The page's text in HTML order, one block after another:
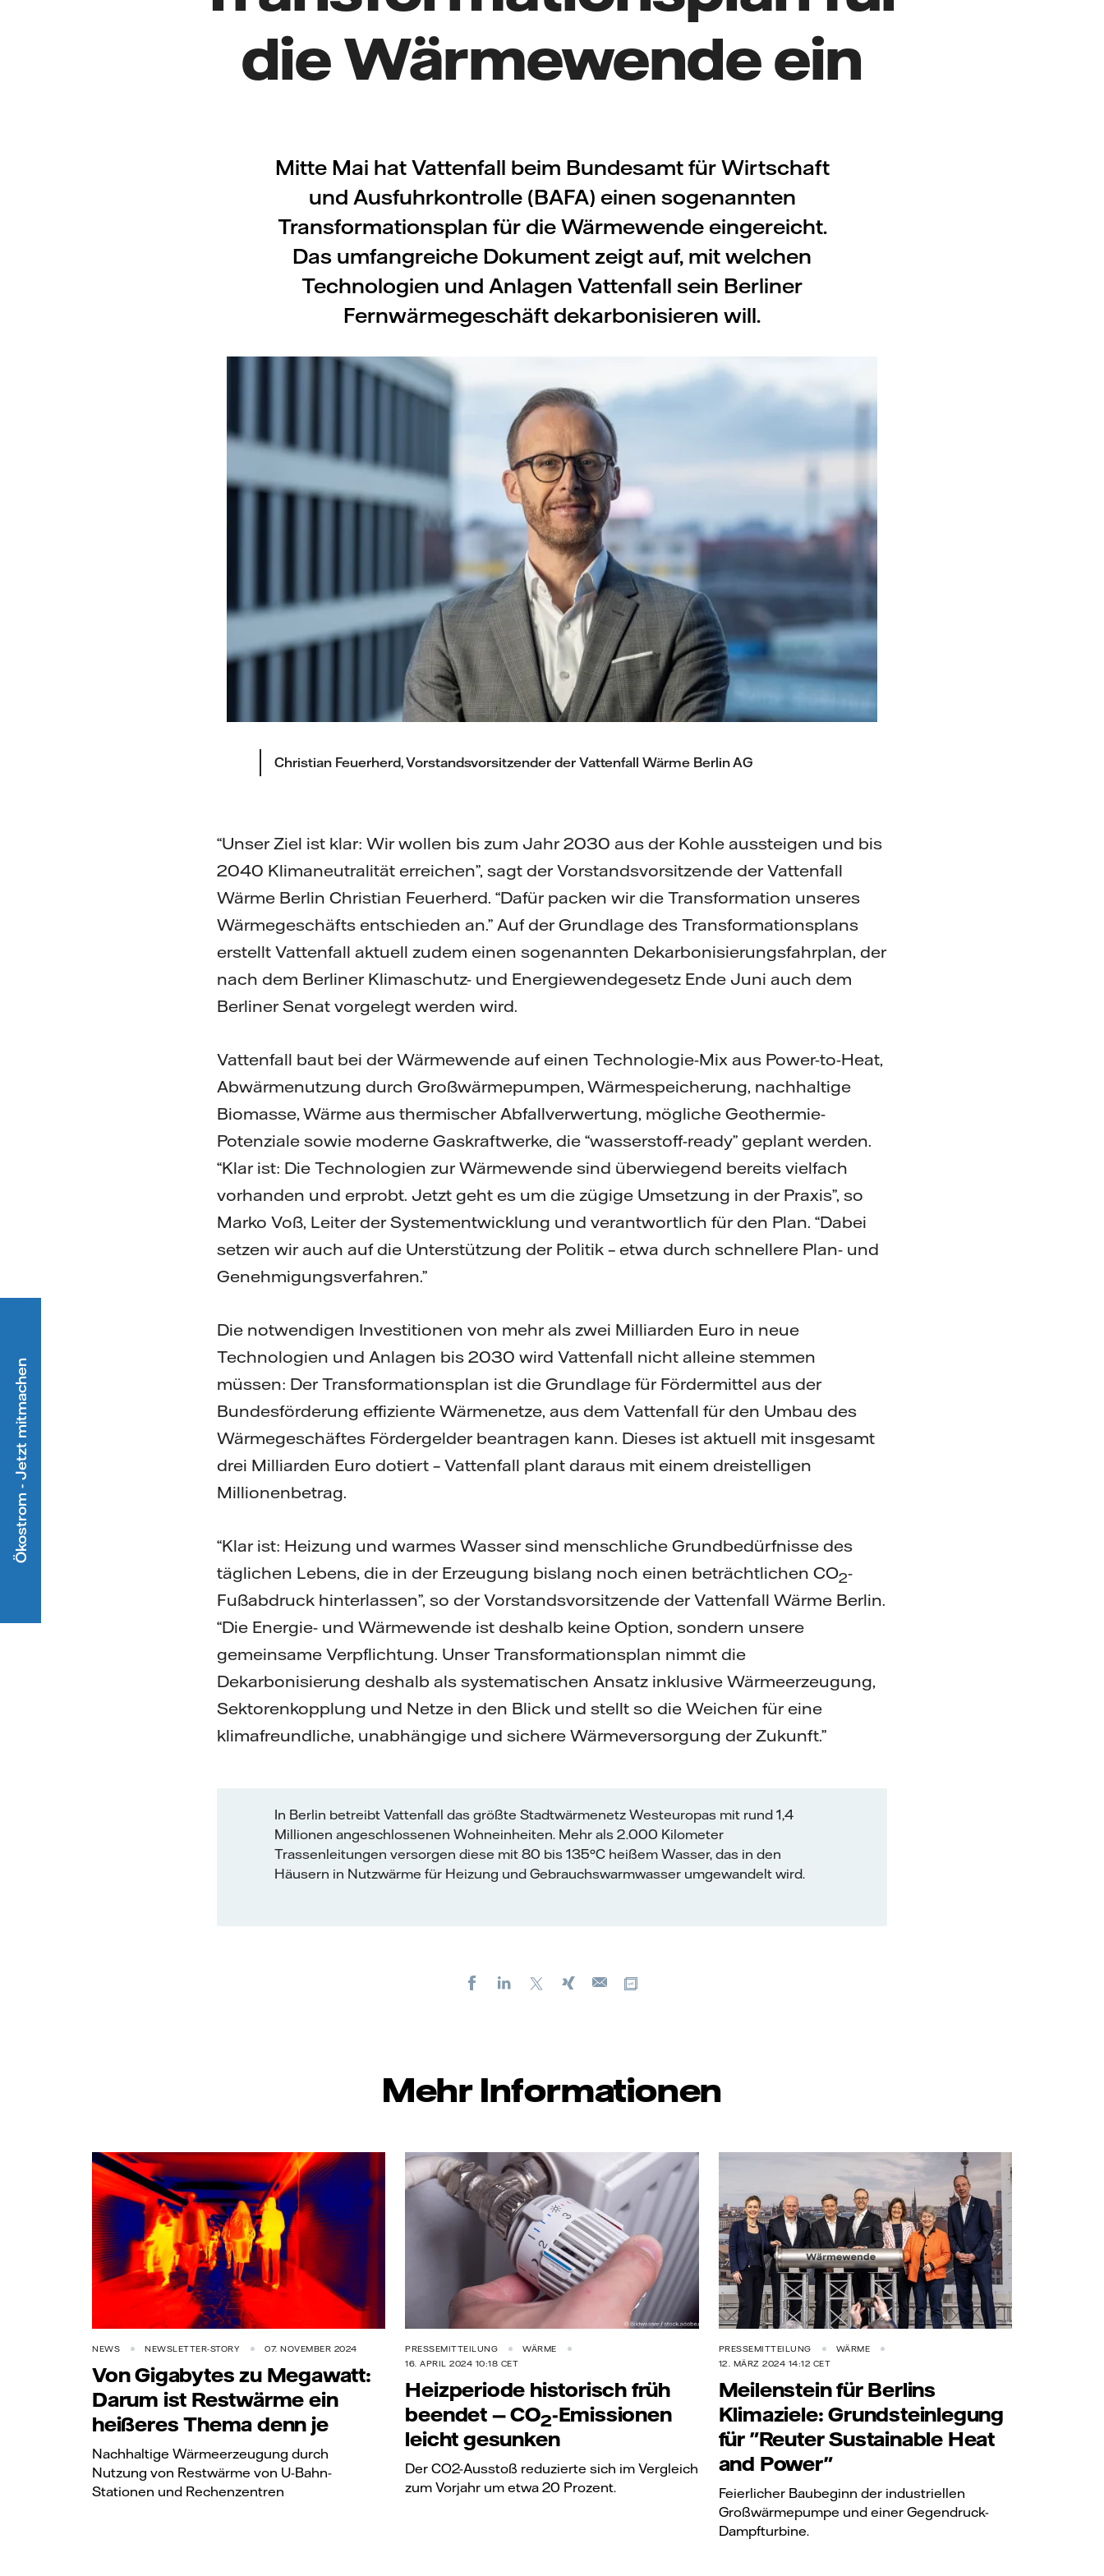
die Wärmewende ein
Mitte Mai hat Vattenfall beim Bundesamt für Wirtschaft
und Ausfuhrkontrolle (BAFA) einen sogenannten
Transformationsplan für die Wärmewende eingereicht.
Das umfangreiche Dokument zeigt auf, mit welchen
Technologien und Anlagen Vattenfall sein Berliner
Fernwärmegeschäft dekarbonisieren will.
Christian Feuerherd, Vorstandsvorsitzender der Vattenfall Wärme Berlin AG
“Unser Ziel ist klar: Wir wollen bis zum Jahr 2030 aus der Kohle aussteigen und bis
2040 Klimaneutralität erreichen”, sagt der Vorstandsvorsitzende der Vattenfall
Wärme Berlin Christian Feuerherd. “Dafür packen wir die Transformation unseres
Wärmegeschäfts entschieden an.” Auf der Grundlage des Transformationsplans
erstellt Vattenfall aktuell zudem einen sogenannten Dekarbonisierungsfahrplan, der
nach dem Berliner Klimaschutz- und Energiewendegesetz Ende Juni auch dem
Berliner Senat vorgelegt werden wird.
Vattenfall baut bei der Wärmewende auf einen Technologie-Mix aus Power-to-Heat,
Abwärmenutzung durch Großwärmepumpen, Wärmespeicherung, nachhaltige
Biomasse, Wärme aus thermischer Abfallverwertung, mögliche Geothermie-
Potenziale sowie moderne Gaskraftwerke, die “wasserstoff-ready” geplant werden.
“Klar ist: Die Technologien zur Wärmewende sind überwiegend bereits vielfach
vorhanden und erprobt. Jetzt geht es um die zügige Umsetzung in der Praxis”, so
Marko Voß, Leiter der Systementwicklung und verantwortlich für den Plan. “Dabei
setzen wir auch auf die Unterstützung der Politik – etwa durch schnellere Plan- und
Genehmigungsverfahren.”
Die notwendigen Investitionen von mehr als zwei Milliarden Euro in neue
Technologien und Anlagen bis 2030 wird Vattenfall nicht alleine stemmen
müssen: Der Transformationsplan ist die Grundlage für Fördermittel aus der
Bundesförderung effiziente Wärmenetze, aus dem Vattenfall für den Umbau des
Wärmegeschäftes Fördergelder beantragen kann. Dieses ist aktuell mit insgesamt
drei Milliarden Euro dotiert – Vattenfall plant daraus mit einem dreistelligen
Millionenbetrag.
“Klar ist: Heizung und warmes Wasser sind menschliche Grundbedürfnisse des
täglichen Lebens, die in der Erzeugung bislang noch einen beträchtlichen CO2-
Fußabdruck hinterlassen”, so der Vorstandsvorsitzende der Vattenfall Wärme Berlin.
“Die Energie- und Wärmewende ist deshalb keine Option, sondern unsere
gemeinsame Verpflichtung. Unser Transformationsplan nimmt die
Dekarbonisierung deshalb als systematischen Ansatz inklusive Wärmeerzeugung,
Sektorenkopplung und Netze in den Blick und stellt so die Weichen für eine
klimafreundliche, unabhängige und sichere Wärmeversorgung der Zukunft.”
In Berlin betreibt Vattenfall das größte Stadtwärmenetz Westeuropas mit rund 1,4
Millionen angeschlossenen Wohneinheiten. Mehr als 2.000 Kilometer
Trassenleitungen versorgen diese mit 80 bis 135°C heißem Wasser, das in den
Häusern in Nutzwärme für Heizung und Gebrauchswarmwasser umgewandelt wird.
FacebookLinkedIn Xing
E-
Mehr Informationen
NEWS NEWSLETTER-STORY 07. NOVEMBER 2024
Von Gigabytes zu Megawatt:
Darum ist Restwärme ein
heißeres Thema denn je
Nachhaltige Wärmeerzeugung durch
Nutzung von Restwärme von U-Bahn-
Stationen und Rechenzentren
PRESSEMITTEILUNG
WÄRME
16. APRIL 2024 10:18 CET
Heizperiode historisch früh
beendet —CO2-Emissionen
leicht gesunken
Der CO2-Ausstoß reduzierte sich im Vergleich
zum Vorjahr um etwa 20 Prozent.
PRESSEMITTEILUNG
WÄRME
12. MÄRZ 2024 14:12 CET
Meilenstein für Berlins
Klimaziele: Grundsteinlegung
für "Reuter Sustainable Heat
and Power"
Feierlicher Baubeginn der industriellen
Großwärmepumpe und einer Gegendruck-
Dampfturbine.
Ökostrom - Jetzt mitmachen